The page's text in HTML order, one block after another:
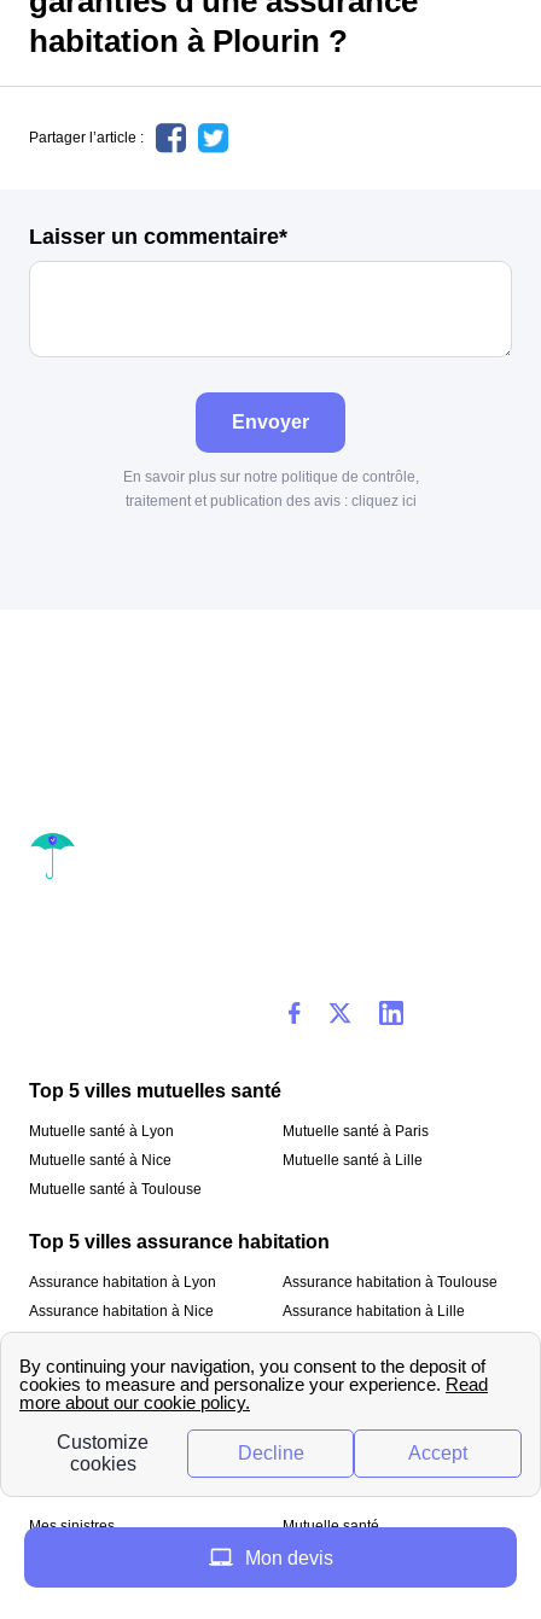
habitation à Plourin ?
Partager l’article :
Laisser un commentaire*
Envoyer
En savoir plus sur notre politique de contrôle,
traitement et publication des avis : cliquez ici
Top 5 villes mutuelles santé
Mutuelle santé à Lyon
Mutuelle santé à Nice
Mutuelle santé à Toulouse
Mutuelle santé à Paris
Mutuelle santé à Lille
Top 5 villes assurance habitation
Assurance habitation à Lyon
Assurance habitation à Nice
Assurance habitation à Toulouse
Assurance habitation à Lille
À propos
Qui sommes-nous ? Mentions légales
Mes sinistres
Mutuelle santé
Mon devis